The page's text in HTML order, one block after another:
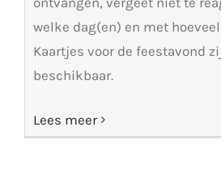
welke dag(en) en met
Kaartjes voor de feestavond
beschikbaar.
Lees meer